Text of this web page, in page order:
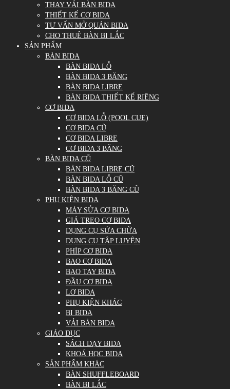
THAY VẢI BÀN BIDA
THIẾT KẾ CƠ BIDA
TƯ VẤN MỞ QUÁN BIDA
CHO THUÊ BÀN BI LẮC
SẢN PHẨM
BÀN BIDA
BÀN BIDA LỖ
BÀN BIDA 3 BĂNG
BÀN BIDA LIBRE
BÀN BIDA THIẾT KẾ RIÊNG
CƠ BIDA
CƠ BIDA LỖ (POOL CUE)
CƠ BIDA CŨ
CƠ BIDA LIBRE
CƠ BIDA 3 BĂNG
BÀN BIDA CŨ
BÀN BIDA LIBRE CŨ
BÀN BIDA LỖ CŨ
BÀN BIDA 3 BĂNG CŨ
PHỤ KIỆN BIDA
MÁY SỬA CƠ BIDA
GIÁ TREO CƠ BIDA
DỤNG CỤ SỬA CHỮA
DỤNG CỤ TẬP LUYỆN
PHÍP CƠ BIDA
BAO CƠ BIDA
BAO TAY BIDA
ĐẦU CƠ BIDA
LƠ BIDA
PHỤ KIỆN KHÁC
BI BIDA
VẢI BÀN BIDA
GIÁO DỤC
SÁCH DẠY BIDA
KHOÁ HỌC BIDA
SẢN PHẨM KHÁC
BÀN SHUFFLEBOARD
BÀN BI LẮC